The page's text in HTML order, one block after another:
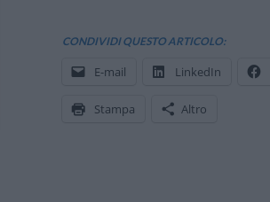
CONDIVIDI QUESTO ARTICOLO:
E-mail LinkedIn
Stampa Altro